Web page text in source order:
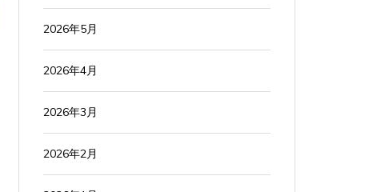
2026年5月
2026年4月
2026年3月
2026年2月